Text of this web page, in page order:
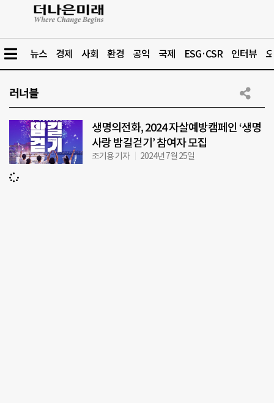
뉴스 경제 사회 환경 공익 국제 ESG·CSR 인터뷰
러너블
생명의전화, 2024 자살예방캠페인 ‘생명
사랑 밤길걷기’ 참여자 모집
조기용 기자 2024년 7월 25일